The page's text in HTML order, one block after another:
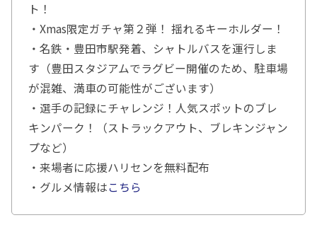
ト！
・Xmas限定ガチャ第２弾！ 揺れるキーホルダー！
・名鉄・豊田市駅発着、シャトルバスを運行しま
す（豊田スタジアムでラグビー開催のため、駐車場
が混雑、満車の可能性がございます）
・選手の記録にチャレンジ！人気スポットのブレ
キンパーク！（ストラックアウト、ブレキンジャン
プなど）
・来場者に応援ハリセンを無料配布
・グルメ情報はこちら